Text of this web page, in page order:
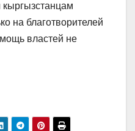
на благотворителей
властей не